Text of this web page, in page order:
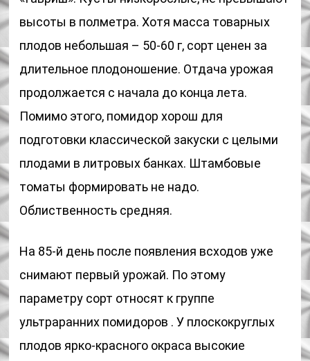
высоты в полметра. Хотя масса товарных
плодов небольшая – 50-60 г, сорт ценен за
длительное плодоношение. Отдача урожая
продолжается с начала до конца лета.
Помимо этого, помидор хорош для
подготовки классической закуски с целыми
плодами в литровых банках. Штамбовые
томаты формировать не надо.
Облиственность средняя.
На 85-й день после появления всходов уже
снимают первый урожай. По этому
параметру сорт относят к группе
ультраранних помидоров . У плоскокруглых
плодов ярко-красного окраса высокие